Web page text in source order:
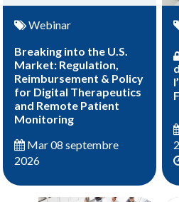
Webinar
Breaking into the U.S.
Market: Regulation,
Reimbursement & Policy
for Digital Therapeutics
and Remote Patient
Monitoring
Mar 08 septembre
2026